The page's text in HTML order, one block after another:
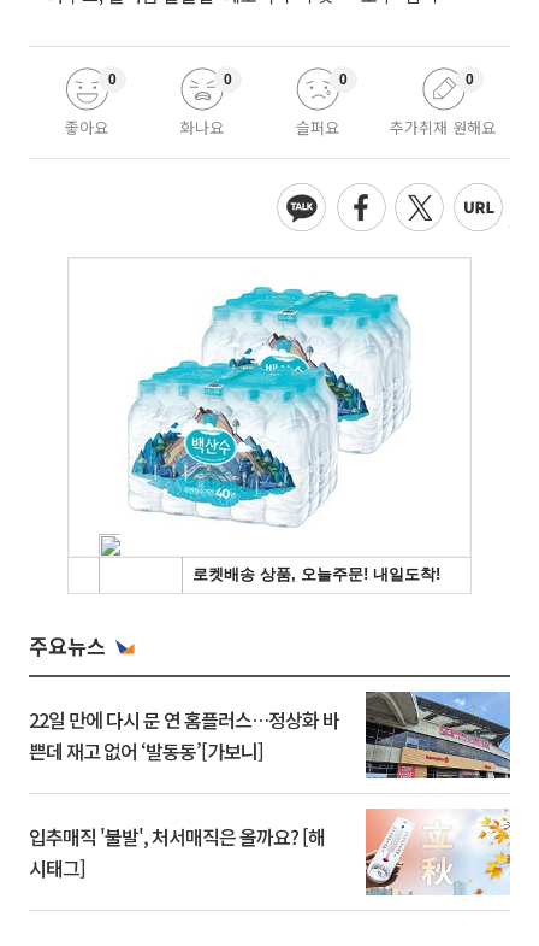
좋아요
0
화나요
0
슬퍼요
0
추가취재 원해요
0
주요뉴스
22일 만에 다시 문 연 홈플러스…정상화 바
쁜데 재고 없어 ‘발동동’[가보니]
입추매직 '불발', 처서매직은 올까요? [해
시태그]